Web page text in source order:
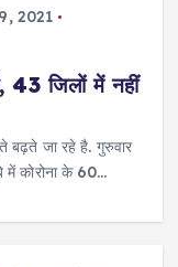
2021
जिलों में नहीं
बढ़ते जा रहे है. गुरुवार
कोरोना के 60…